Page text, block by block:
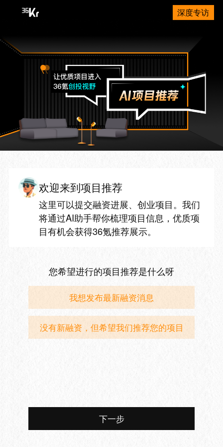
深度专访
欢迎来到项目推荐
这里可以提交融资进展、创业项目。我们
将通过AI助手帮你梳理项目信息，优质项
目有机会获得36氪推荐展示。
您希望进行的项目推荐是什么呀
我想发布最新融资消息
没有新融资，但希望我们推荐您的项目
下一步